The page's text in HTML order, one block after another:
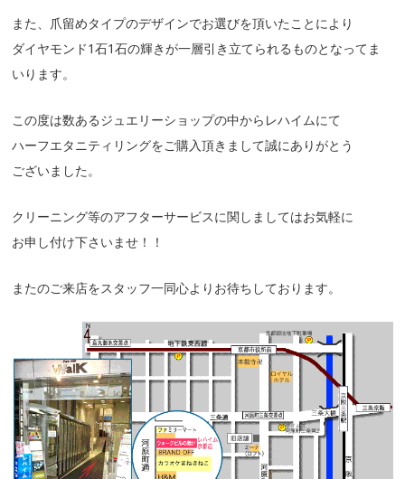
また、爪留めタイプのデザインでお選びを頂いたことにより
ダイヤモンド1石1石の輝きが一層引き立てられるものとなってま
いります。
この度は数あるジュエリーショップの中からレハイムにて
ハーフエタニティリングをご購入頂きまして誠にありがとう
ございました。
クリーニング等のアフターサービスに関しましてはお気軽に
お申し付け下さいませ！！
またのご来店をスタッフ一同心よりお待ちしております。